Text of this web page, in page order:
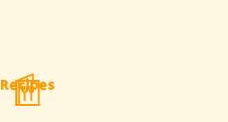
Recipes